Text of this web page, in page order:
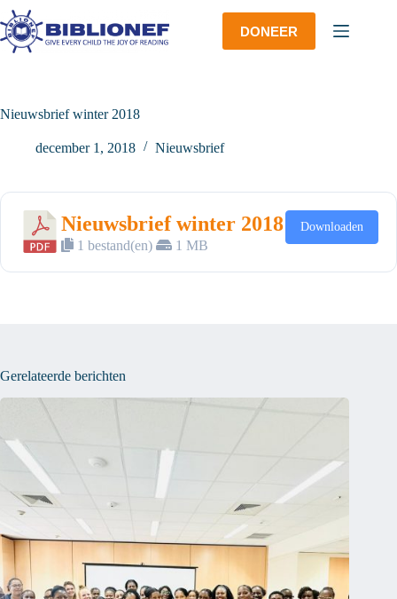
Ga
naar
de
inhoud
DONEER
Nieuwsbrief winter 2018
december 1, 2018 Nieuwsbrief
Nieuwsbrief winter 2018
1 bestand(en) 1 MB
Downloaden
Gerelateerde berichten